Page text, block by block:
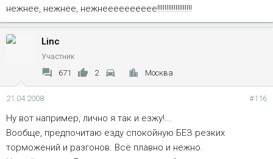
нежнее, нежнее, нежнееееееееее!!!!!!!!!!!!!!!!!!!
Linc
Участник
671 2 Москва
21.04.2008 #116
Ну вот например, лично я так и езжу!...
Вообще, предпочитаю езду спокойную БЕЗ резких
торможений и разгонов. Всё плавно и нежно.